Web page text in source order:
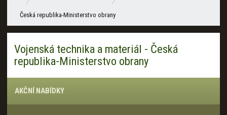
d
t
v
o
d
í
s
a
n
Česká republika-Ministerstvo obrany
Vojenská technika a materiál - Česká
republika-Ministerstvo obrany
AKČNÍ NABÍDKY